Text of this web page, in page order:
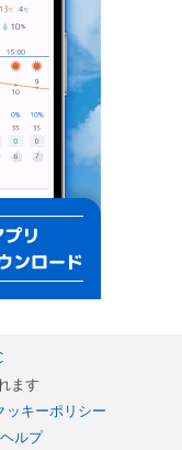
ます
ッキーポリシー
ヘルプ